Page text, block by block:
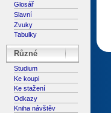
Glosář
Slavní
Zvuky
Tabulky
Různé
Studium
Ke koupi
Ke stažení
Odkazy
Kniha návštěv